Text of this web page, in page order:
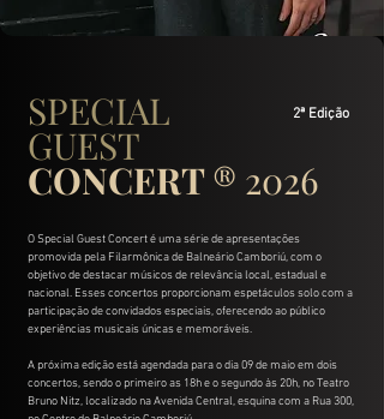
2ª Edição
SPECIAL
GUEST
CONCERT® 2026
O Special Guest Concert é uma série de apresentações
promovida pela Filarmônica de Balneário Camboriú, com o
objetivo de destacar músicos de relevância local, estadual e
nacional. Esses concertos proporcionam espetáculos solo com a
participação de convidados especiais, oferecendo ao público
experiências musicais únicas e memoráveis.
A próxima edição está agendada para o dia 09 de maio em dois
concertos, sendo o primeiro as 18h e o segundo às 20h, no Teatro
Bruno Nitz, localizado na Avenida Central, esquina com a Rua 300,